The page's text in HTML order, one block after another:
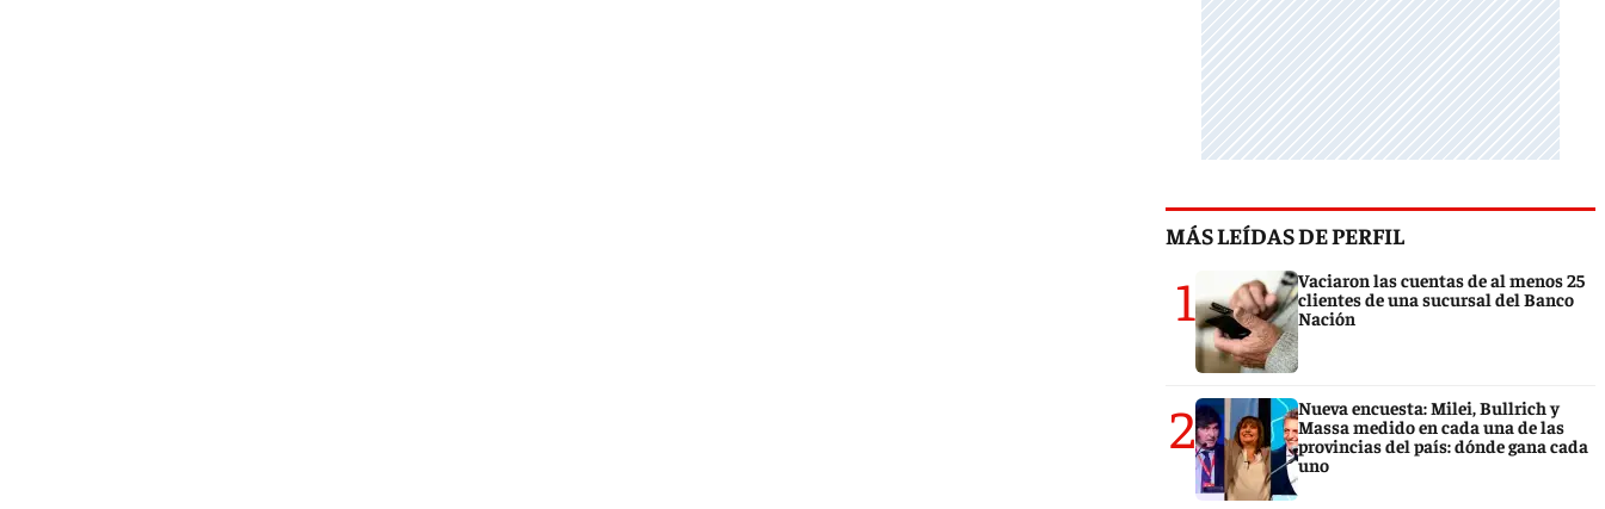
MÁS LEÍDAS DE PERFIL
1
Vaciaron las cuentas de al menos 25
clientes de una sucursal del Banco
Nación
2
Nueva encuesta: Milei, Bullrich y
Massa medido en cada una de las
provincias del país: dónde gana cada
uno